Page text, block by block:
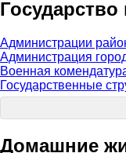
Государство
Администрации
Администрация
Военная
Государственные
Домашние